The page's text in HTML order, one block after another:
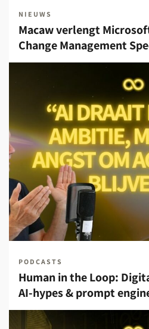
NIEUWS
Macaw verlengt
Change Management
PODCASTS
Human in the Loop:
AI-hypes & prompt